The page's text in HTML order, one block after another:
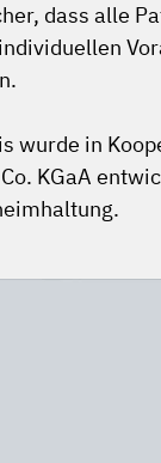
dass alle
wurde in
KGaA